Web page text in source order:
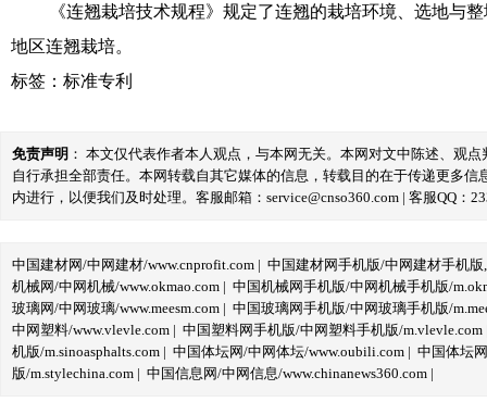
《连翘栽培技术规程》规定了连翘的栽培环境、选地与
地区连翘栽培。
标签： 标准专利
免责声明 ： 本文仅代表作者本人观点，与本网无关。本网对文中陈述、观
自行承担全部责任。本网转载自其它媒体的信息，转载目的在于传递更多
内进行，以便我们及时处理。客服邮箱：service@cnso360.com | 客服QQ：
中国建材网/中网建材/www.cnprofit.com | 中国建材网手机版/中网建材手机版
机械网/中网机械/www.okmao.com | 中国机械网手机版/中网机械手机版/
玻璃网/中网玻璃/www.meesm.com | 中国玻璃网手机版/中网玻璃手机版/
中网塑料/www.vlevle.com | 中国塑料网手机版/中网塑料手机版/m.vlevle.com
机版/m.sinoasphalts.com | 中国体坛网/中网体坛/www.oubili.com | 中国体坛
版/m.stylechina.com | 中国信息网/中网信息/www.chinanews360.com |